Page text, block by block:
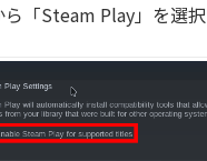
「Steam Play」を選択